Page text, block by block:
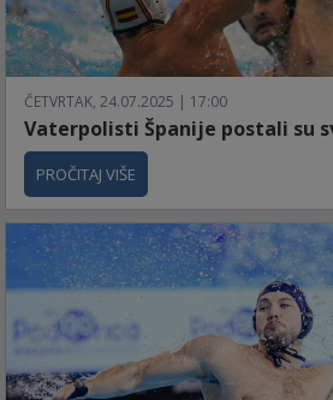
ČETVRTAK, 24.07.2025 | 17:00
Vaterpolisti Španije postali su
PROČITAJ VIŠE